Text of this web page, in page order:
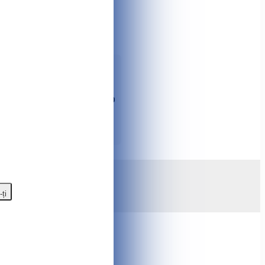
✨ Informații complete
despre produs, adăugați la
numărul de telefon ☎️
079930960
oferte speciale, cupoane și
ți